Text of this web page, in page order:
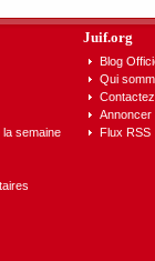
semaine
Juif.org
Blog
Qui
Annoncer
Flux RSS